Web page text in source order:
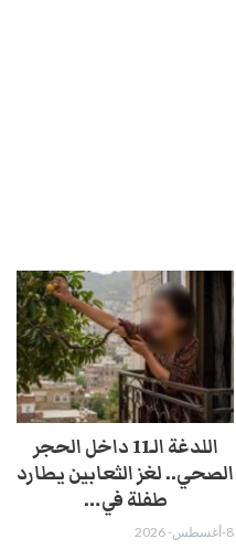
اللدغة الـ11 داخل الحجر
الصحي.. لغز الثعابين يطارد
طفلة في…
8-أغسطس- 2026